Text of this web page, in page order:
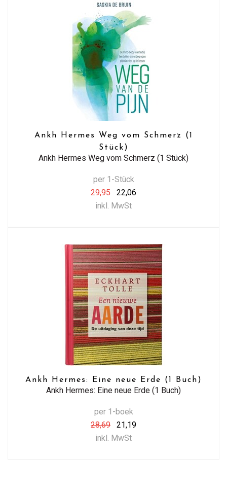
Ankh Hermes Weg vom Schmerz (1
Stück)
Ankh Hermes Weg vom Schmerz (1 Stück)
per 1-Stück
29,95
22,06
inkl. MwSt
Ankh Hermes: Eine neue Erde (1 Buch)
Ankh Hermes: Eine neue Erde (1 Buch)
per 1-boek
28,69
21,19
inkl. MwSt